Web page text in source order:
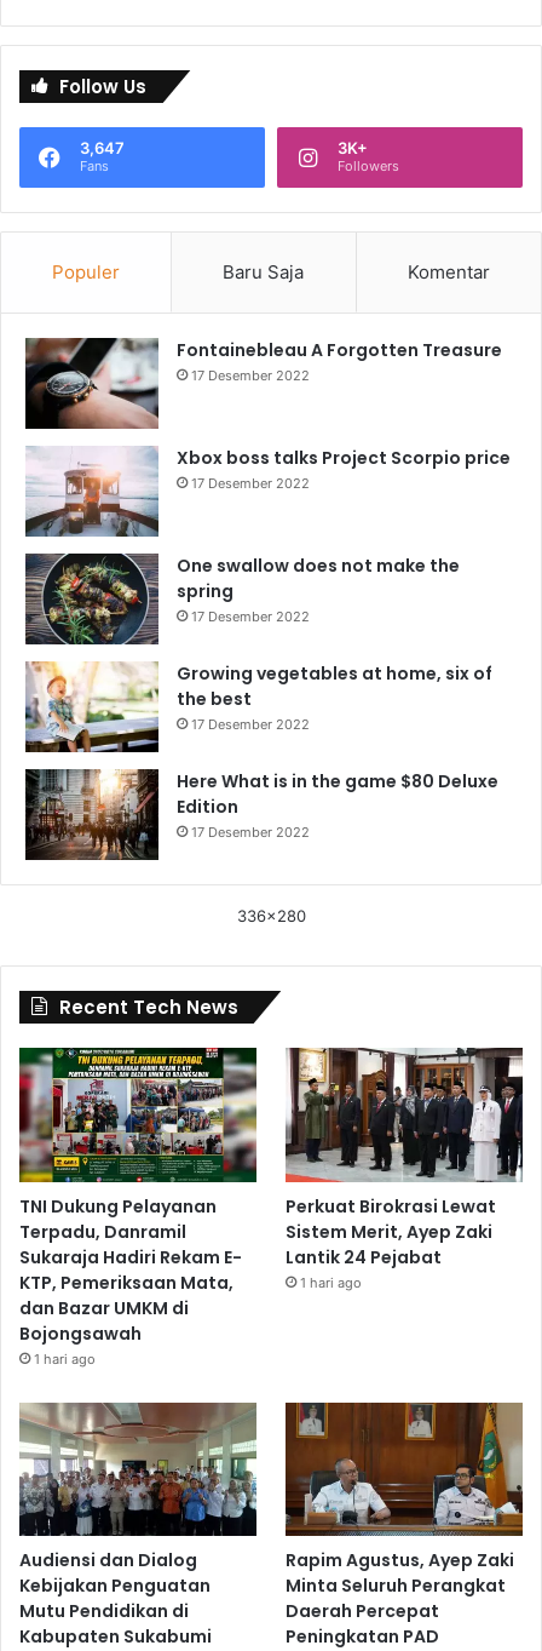
Follow Us
3,647
Fans
3K+
Followers
Populer Baru Saja Komentar
Fontainebleau A Forgotten Treasure
17 Desember 2022
Xbox boss talks Project Scorpio price
17 Desember 2022
One swallow does not make the
spring
17 Desember 2022
Growing vegetables at home, six of
the best
17 Desember 2022
Here What is in the game $80 Deluxe
Edition
17 Desember 2022
336x280
Recent Tech News
TNI Dukung Pelayanan
Terpadu, Danramil
Sukaraja Hadiri Rekam E-
KTP, Pemeriksaan Mata,
dan Bazar UMKM di
Bojongsawah
1 hari ago
Perkuat Birokrasi Lewat
Sistem Merit, Ayep Zaki
Lantik 24 Pejabat
1 hari ago
Audiensi dan Dialog
Kebijakan Penguatan
Mutu Pendidikan di
Kabupaten Sukabumi
Rapim Agustus, Ayep Zaki
Minta Seluruh Perangkat
Daerah Percepat
Peningkatan PAD